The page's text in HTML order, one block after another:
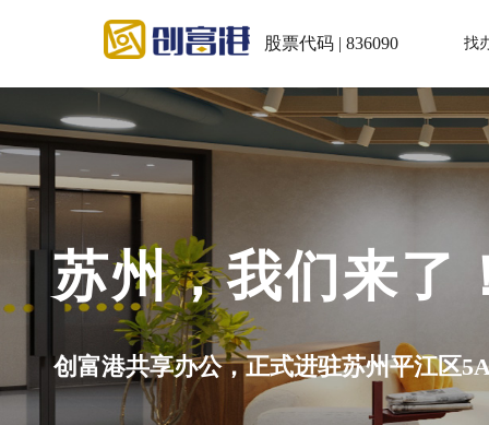
股票代码 | 836090 找
们来了！
进驻苏州平江区5A级写字楼